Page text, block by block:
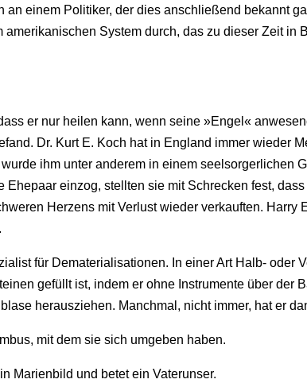
an einem Politiker, der dies anschließend bekannt
amerikanischen System durch, das zu dieser Zeit in
er nur heilen kann, wenn seine »Engel«
Dr. Kurt E. Koch hat in England immer wieder
ihm unter anderem in einem seelsorgerlichen
einzog, stellten sie mit Schrecken fest,
Herzens mit Verlust wieder verkauften. Harry
für Dematerialisationen. In einer Art Halb- oder
gefüllt ist, indem er ohne Instrumente über der
herausziehen. Manchmal, nicht immer, hat er
mit dem sie sich umgeben haben.
Marienbild und betet ein Vaterunser.